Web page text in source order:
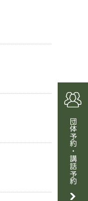
団体予約・講話予約